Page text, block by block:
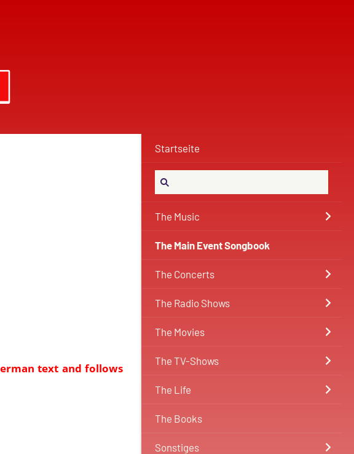
Startseite
The Music
The Main Event Songbook
The Concerts
The Radio Shows
The Movies
The TV-Shows
The Life
The Books
Sonstiges
text and follows